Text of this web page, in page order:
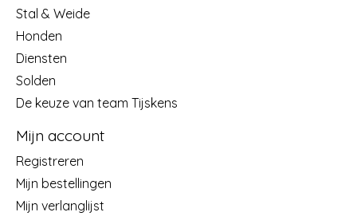
Stal & Weide
Honden
Diensten
Solden
De keuze van team Tijskens
Mijn account
Registreren
Mijn bestellingen
Mijn verlanglijst